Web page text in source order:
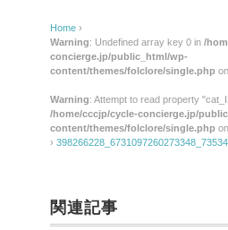
Home ›
Warning: Undefined array key 0 in /
concierge.jp/public_html/wp-
content/themes/folclore/single.php
Warning: Attempt to read property
/home/cccjp/cycle-concierge.jp/
content/themes/folclore/single.php
›
関連記事